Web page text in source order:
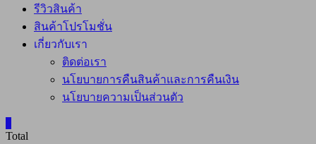
รีวิวสินค้า
สินค้าโปรโมชั่น
เกี่ยวกับเรา
ติดต่อเรา
นโยบายการคืนสินค้าและการคืนเงิน
นโยบายความเป็นส่วนตัว
Total